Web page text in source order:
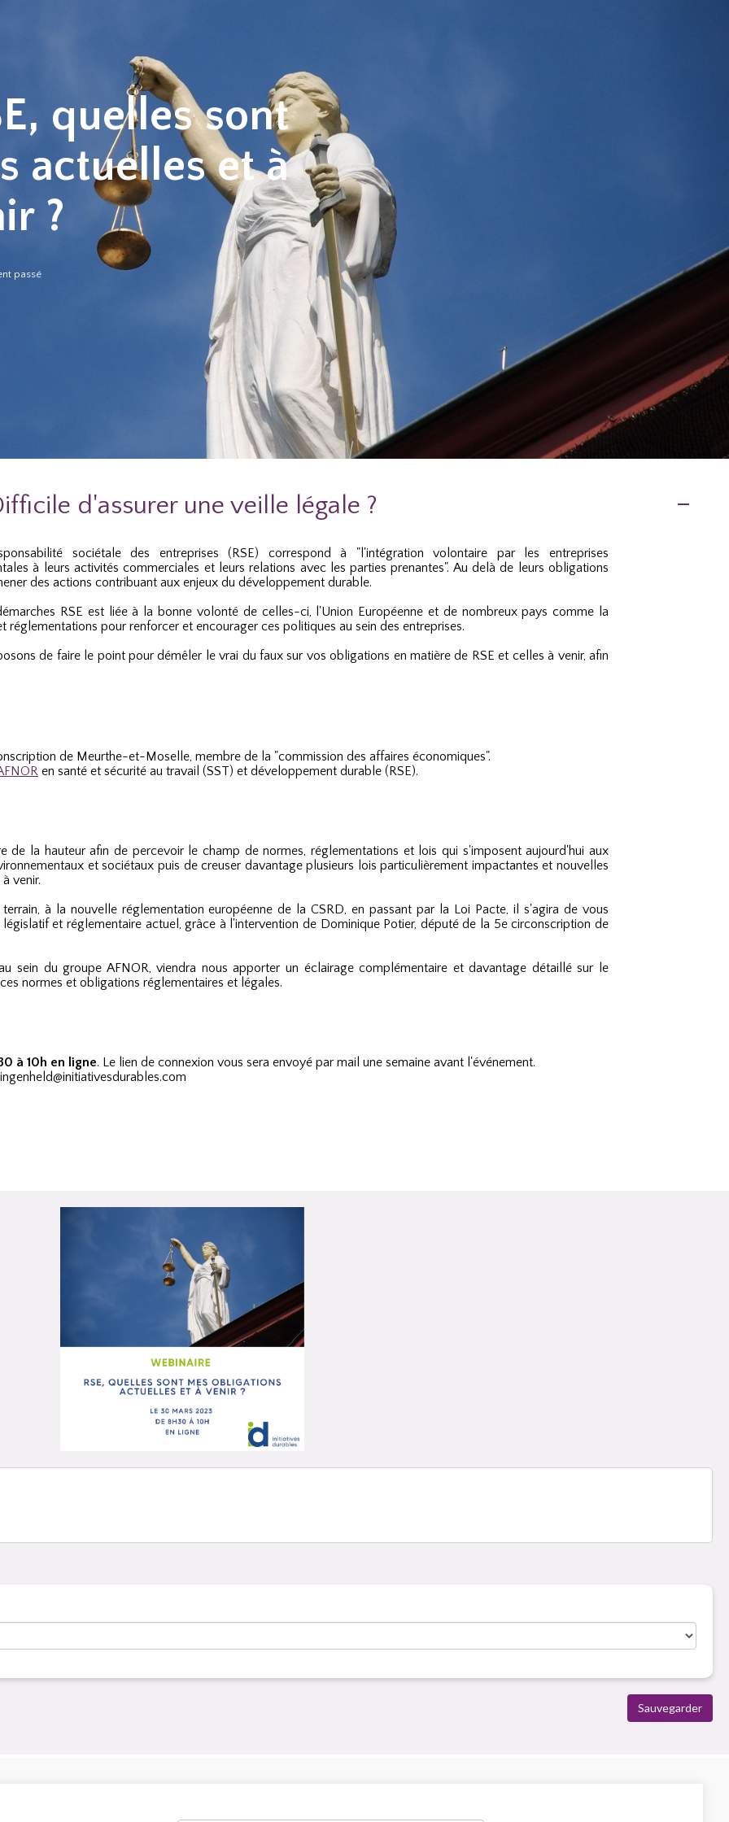
quelles sont
actuelles et à
?
passé
d'assurer une veille légale ?
sociétaledes entreprises (RSE) correspond à "l'intégration volontaire par les entreprises
à leurs activités commerciales et leurs relations avec les parties prenantes". Au delà de leurs obligations
des actions contribuant aux enjeux du développement durable.
RSE est liée à la bonne volonté de celles-ci, l'Union Européenne et de nombreux pays comme la
réglementations pour renforcer et encourager ces politiques au sein des entreprises.
de faire le point pour démêler le vrai du faux sur vos obligations en matière de RSE et celles à venir, afin
de Meurthe-et-Moselle, membre de la "commission des affaires économiques".
en santé et sécurité au travail (SST) et développement durable (RSE).
de la hauteur afin de percevoir le champ de normes, réglementations et lois qui s'imposent aujourd'hui aux
et sociétaux puis de creuser davantage plusieurs lois particulièrement impactantes et nouvelles
venir.
à la nouvelle réglementation européenne de la CSRD, en passant par la Loi Pacte, il s'agira de vous
et réglementaire actuel, grâce à l'intervention de Dominique Potier, député de la 5e circonscription de
sein du groupe AFNOR, viendra nous apporter un éclairage complémentaire et davantage détaillé sur le
normes et obligations réglementaires et légales.
à 10h en ligne. Le lien de connexion vous sera envoyé par mail une semaine avant l'événement.